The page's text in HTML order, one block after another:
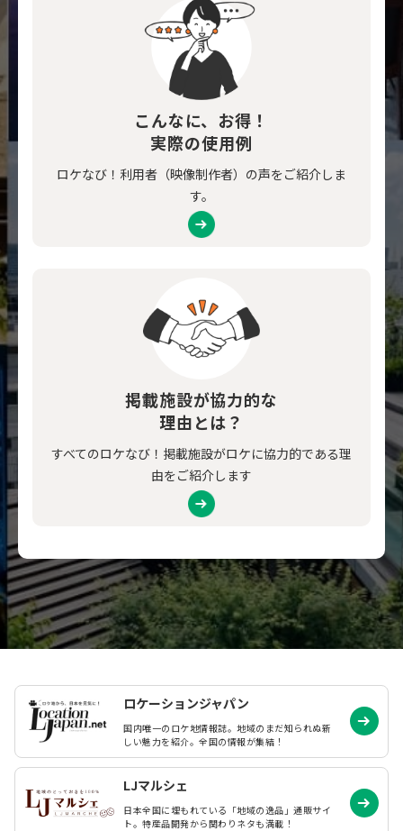
こんなに、お得！
実際の使用例
ロケなび！利用者（映像制作者）の声をご紹介しま
す。
掲載施設が協力的な
理由とは？
すべてのロケなび！掲載施設がロケに協力的である理
由をご紹介します
ロケーションジャパン
国内唯一のロケ地情報誌。地域のまだ知られぬ新
しい魅力を紹介。全国の情報が集結！
LJマルシェ
日本全国に埋もれている「地域の逸品」通販サイ
ト。特産品開発から関わりネタも満載！